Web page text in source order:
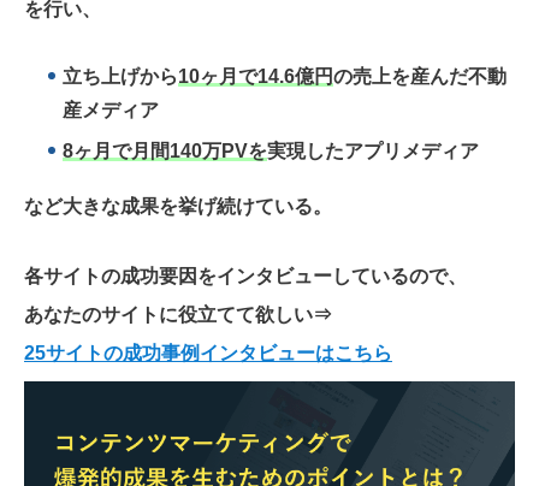
を行い、
立ち上げから10ヶ月で14.6億円の売上を産んだ不動
産メディア
8ヶ月で月間140万PVを実現したアプリメディア
など大きな成果を挙げ続けている。
各サイトの成功要因をインタビューしているので、
あなたのサイトに役立てて欲しい⇒
25サイトの成功事例インタビューはこちら